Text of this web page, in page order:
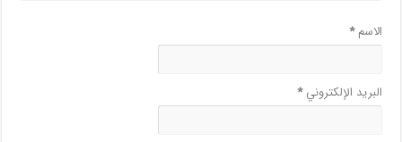
الاسم*
البريد الإلكتروني*